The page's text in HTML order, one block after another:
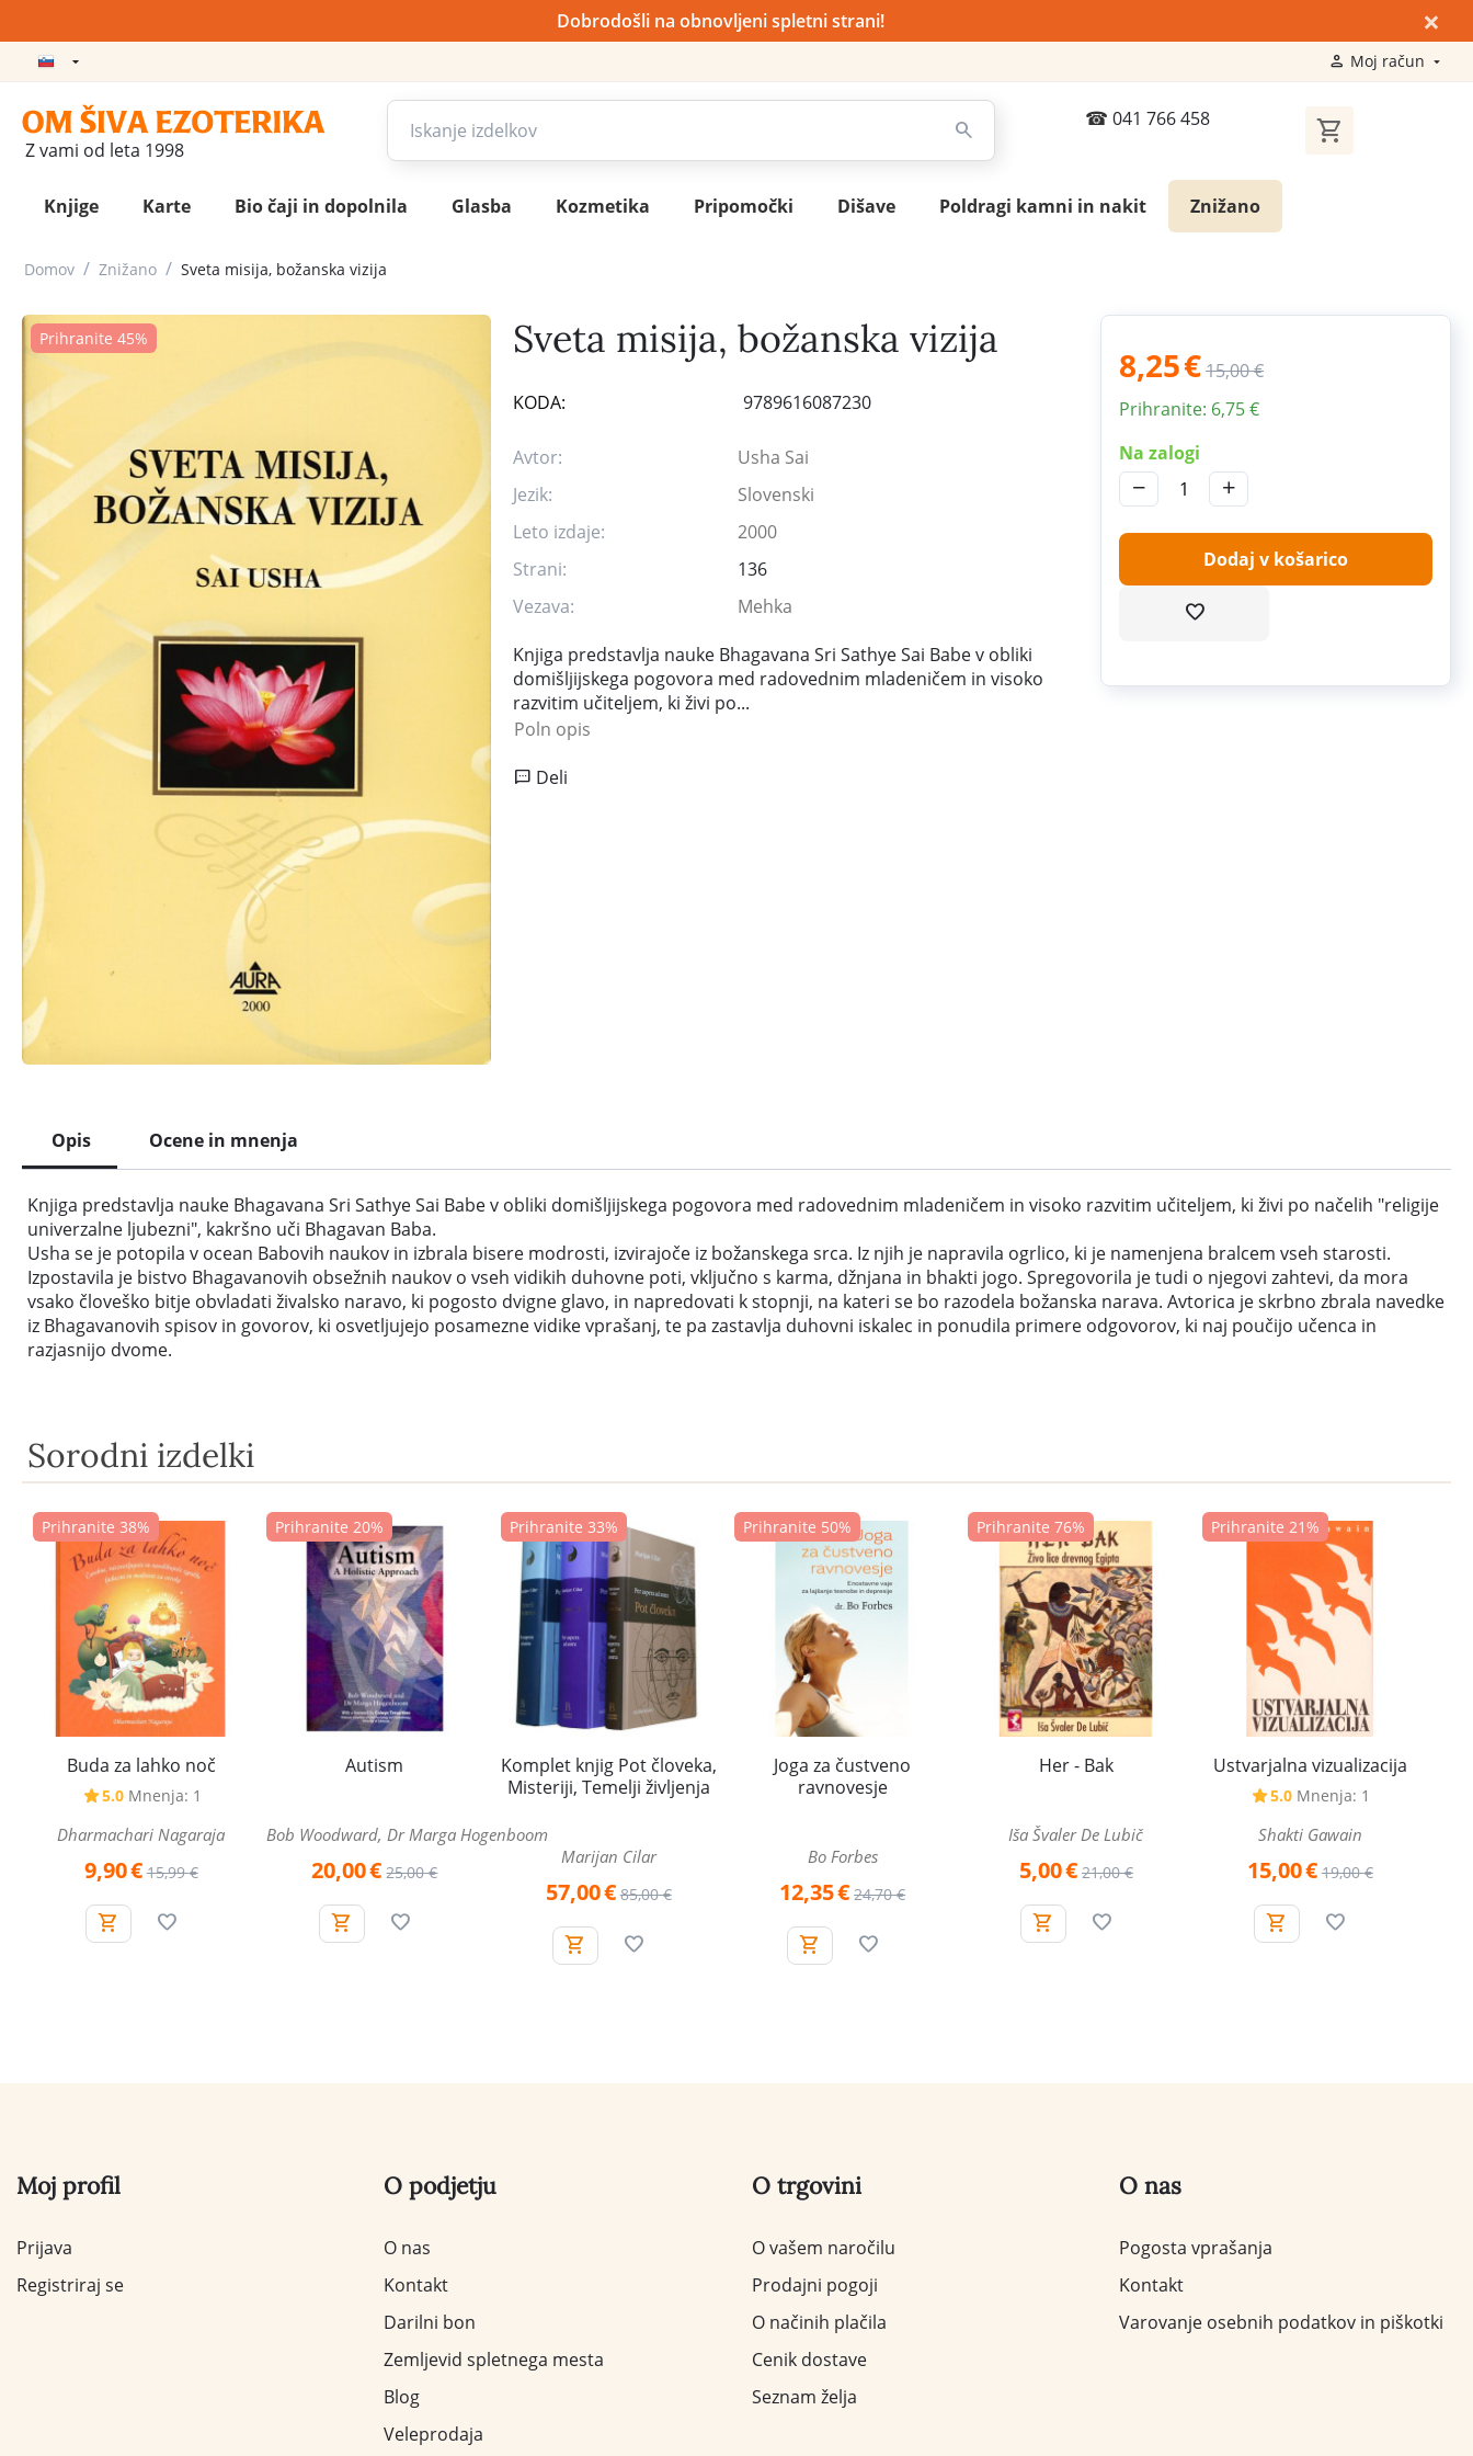
Dobrodošli na obnovljeni spletni strani! ×
Moj račun
Z vami od leta 1998
041 766 458
Knjige Karte Bio čaji in dopolnila Glasba Kozmetika Pripomočki Dišave Poldragi kamni in nakit Znižano
Domov / Znižano / Sveta misija, božanska vizija
Prihranite 45% Sveta misija, božanska vizija
KODA: 9789616087230
Avtor:
Usha Sai
Jezik:
Slovenski
Leto izdaje:
2000
Strani:
136
Vezava:
Mehka
Knjiga predstavlja nauke Bhagavana Sri Sathye Sai Babe v obliki
domišljijskega pogovora med radovednim mladeničem in visoko
razvitim učiteljem, ki živi po...
Poln opis
8,25€15,00€
Prihranite: 6,75€
Na zalogi
+
−
Dodaj v košarico
Deli
Opis Ocene in mnenja
Knjiga predstavlja nauke Bhagavana Sri Sathye Sai Babe v obliki domišljijskega pogovora med radovednim mladeničem in visoko razvitim učiteljem, ki živi po načelih "religije
univerzalne ljubezni", kakršno uči Bhagavan Baba.
Usha se je potopila v ocean Babovih naukov in izbrala bisere modrosti, izvirajoče iz božanskega srca. Iz njih je napravila ogrlico, ki je namenjena bralcem vseh starosti.
Izpostavila je bistvo Bhagavanovih obsežnih naukov o vseh vidikih duhovne poti, vključno s karma, džnjana in bhakti jogo. Spregovorila je tudi o njegovi zahtevi, da mora
vsako človeško bitje obvladati živalsko naravo, ki pogosto dvigne glavo, in napredovati k stopnji, na kateri se bo razodela božanska narava. Avtorica je skrbno zbrala navedke
iz Bhagavanovih spisov in govorov, ki osvetljujejo posamezne vidike vprašanj, te pa zastavlja duhovni iskalec in ponudila primere odgovorov, ki naj poučijo učenca in
razjasnijo dvome.
Sorodni izdelki
Prihranite 38%
Buda za lahko noč
5.0 Mnenja: 1
Dharmachari Nagaraja
9,90€ 15,99 €
Prihranite 20%
Autism
Bob Woodward, Dr Marga Hogenboom
20,00€ 25,00 €
Prihranite 33%
Komplet knjig Pot človeka,
Misteriji, Temelji življenja
Marijan Cilar
57,00€ 85,00 €
Prihranite 50%
Joga za čustveno
ravnovesje
Bo Forbes
12,35€ 24,70 €
Prihranite 76%
Her - Bak
Iša Švaler De Lubič
5,00€ 21,00 €
Prihranite 21%
Ustvarjalna vizualizacija
5.0 Mnenja: 1
Shakti Gawain
15,00€ 19,00 €
Moj profil
Prijava
Registriraj se
O podjetju
O nas
Kontakt
Darilni bon
Zemljevid spletnega mesta
Blog
Veleprodaja
O trgovini
O vašem naročilu
Prodajni pogoji
O načinih plačila
Cenik dostave
Seznam želja
O nas
Pogosta vprašanja
Kontakt
Varovanje osebnih podatkov in piškotki